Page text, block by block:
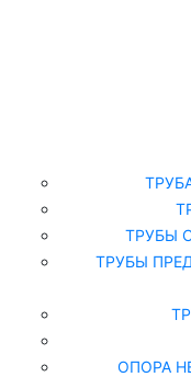
ТРУБЫ
ТРУБЫ
ОПОРА